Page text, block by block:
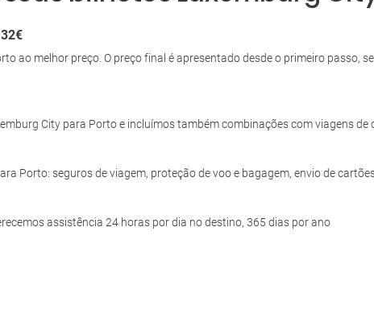
ao melhor preço. O preço final é apresentado desde o primeiro passo,
City para Porto e incluímos também combinações com viagens de
Porto: seguros de viagem, proteção de voo e bagagem, envio de
assistência 24 horas por dia no destino, 365 dias por ano